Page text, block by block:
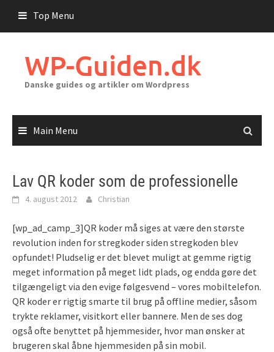
content
Top Menu
WP-Guiden.dk
Danske guides og artikler om Wordpress
Main Menu
Lav QR koder som de professionelle
4. august 2012 Christian
[wp_ad_camp_3]QR koder må siges at være den største
revolution inden for stregkoder siden stregkoden blev
opfundet! Pludselig er det blevet muligt at gemme rigtig
meget information på meget lidt plads, og endda gøre det
tilgængeligt via den evige følgesvend – vores mobiltelefon.
QR koder er rigtig smarte til brug på offline medier, såsom
trykte reklamer, visitkort eller bannere. Men de ses dog
også ofte benyttet på hjemmesider, hvor man ønsker at
brugeren skal åbne hjemmesiden på sin mobil.